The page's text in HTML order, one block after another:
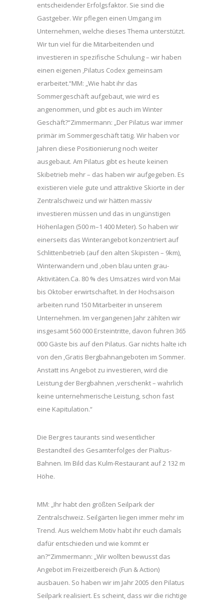
entscheidender Erfolgsfaktor. Sie sind die
Gastgeber. Wir pflegen einen Umgang im
Unternehmen, welche dieses Thema unterstützt.
Wir tun viel für die Mitarbeitenden und
investieren in spezifische Schulung – wir haben
einen eigenen ,Pilatus Codex gemeinsam
erarbeitet.“MM: „Wie habt ihr das
Sommergeschäft aufgebaut, wie wird es
angenommen, und gibt es auch im Winter
Geschäft?“Zimmermann: „Der Pilatus war immer
primär im Sommergeschäft tätig. Wir haben vor
Jahren diese Positionierung noch weiter
ausgebaut. Am Pilatus gibt es heute keinen
Skibetrieb mehr – das haben wir aufgegeben. Es
existieren viele gute und attraktive Skiorte in der
Zentralschweiz und wir hätten massiv
investieren müssen und das in ungünstigen
Höhenlagen (500 m–1 400 Meter). So haben wir
einerseits das Winterangebot konzentriert auf
Schlittenbetrieb (auf den alten Skipisten – 9km),
Winterwandern und ,oben blau unten grau-
Aktivitäten.Ca. 80 % des Umsatzes wird von Mai
bis Oktober erwirtschaftet. In der Hochsaison
arbeiten rund 150 Mitarbeiter in unserem
Unternehmen. Im vergangenen Jahr zählten wir
insgesamt 560 000 Ersteintritte, davon fuhren 365
000 Gäste bis auf den Pilatus. Gar nichts halte ich
von den ,Gratis Bergbahnangeboten im Sommer.
Anstatt ins Angebot zu investieren, wird die
Leistung der Bergbahnen ,verschenkt – wahrlich
keine unternehmerische Leistung, schon fast
eine Kapitulation.“
Die Bergres taurants sind wesentlicher
Bestandteil des Gesamterfolges der Pialtus-
Bahnen. Im Bild das Kulm-Restaurant auf 2 132 m
Höhe.
MM: „Ihr habt den größten Seilpark der
Zentralschweiz. Seilgärten liegen immer mehr im
Trend. Aus welchem Motiv habt ihr euch damals
dafür entschieden und wie kommt er
an?“Zimmermann: „Wir wollten bewusst das
Angebot im Freizeitbereich (Fun & Action)
ausbauen. So haben wir im Jahr 2005 den Pilatus
Seilpark realisiert. Es scheint, dass wir die richtige